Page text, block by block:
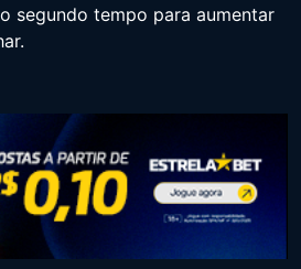
segundo tempo para aumentar